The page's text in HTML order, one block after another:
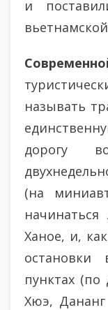
и
называть
дорогу
(на
Ханое, и,
остановки
пунктах
Хюэ,